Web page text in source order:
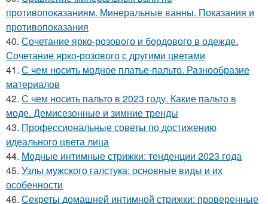
противопоказаниям. Минеральные ванны. Показания и
противопоказания
40. Сочетание ярко-розового и бордового в одежде.
Сочетание ярко-розового с другими цветами
41. С чем носить модное платье-пальто. Разнообразие
материалов
42. С чем носить пальто в 2023 году. Какие пальто в
моде. Демисезонные и зимние тренды
43. Профессиональные советы по достижению
идеального цвета лица
44. Модные интимные стрижки: тенденции 2023 года
45. Узлы мужского галстука: основные виды и их
особенности
46. Секреты домашней интимной стрижки: проверенные